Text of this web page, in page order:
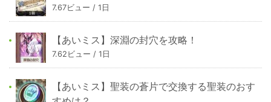
7.67ビュー / 1日
【あいミス】深淵の封穴を攻略！
7.62ビュー / 1日
【あいミス】聖装の蒼片で交換する聖装のおす